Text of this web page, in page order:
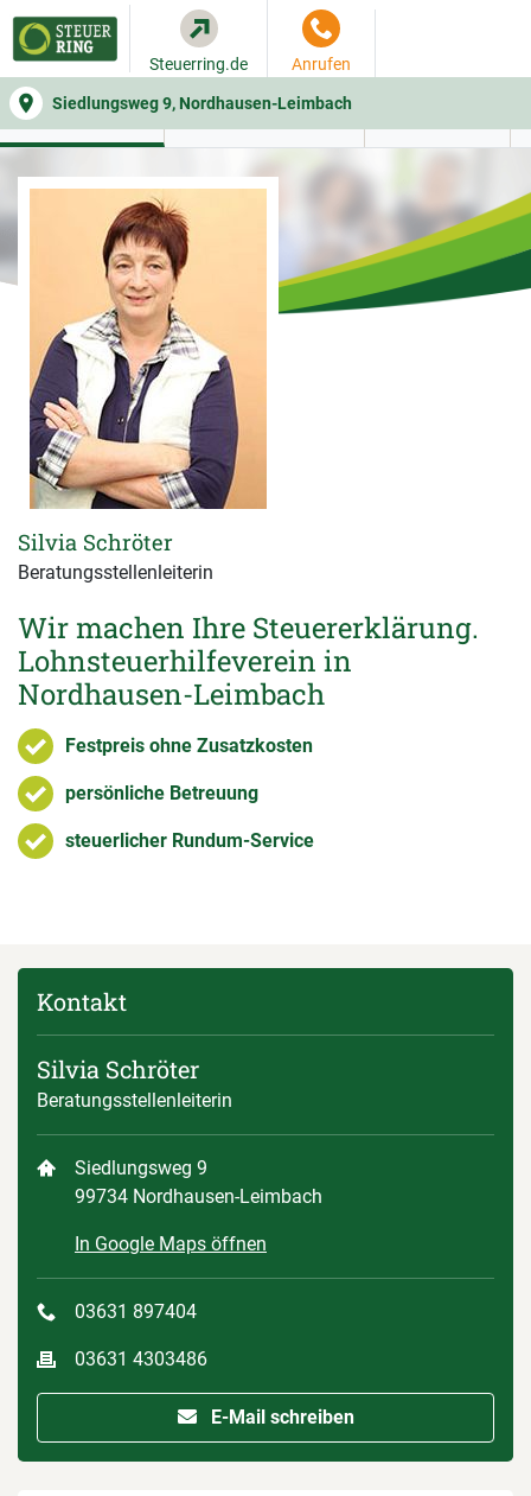
Siedlungsweg 9, Nordhausen-Leimbach
Steuerring.de Anrufen
WER SIE BERÄT BEITRAGSRECHNER
Wir machen Ihre Steuererklärung.
Lohnsteuerhilfeverein in
Nordhausen-Leimbach
Festpreis ohne Zusatzkosten
persönliche Betreuung
steuerlicher Rundum-Service
Silvia Schröter
Beratungsstellenleiterin
Kontakt
Silvia Schröter
Beratungsstellenleiterin
Siedlungsweg 9
99734 Nordhausen-Leimbach
In Google Maps öffnen
03631 897404
03631 4303486
E-Mail schreiben